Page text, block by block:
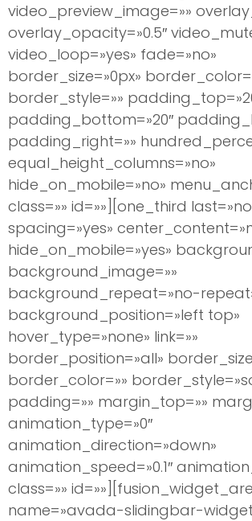
video_preview_image=»»
overlay_opacity=»0.5″
video_loop=»yes» fade=»no»
border_size=»0px»
border_style=»»
padding_bottom=»20″
padding_right=»»
equal_height_columns=»no»
hide_on_mobile=»no»
class=»» id=»»][one_third
spacing=»yes»
hide_on_mobile=»yes»
background_image=»»
background_repeat=»no-
background_position=»left top»
hover_type=»none» link=»»
border_position=»all»
border_color=»»
padding=»» margin_top=»»
animation_type=»0″
animation_direction=»down»
animation_speed=»0.1″
class=»»
name=»avada-slidingbar-